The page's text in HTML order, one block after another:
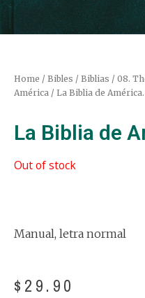
Home / Bibles / Biblias / 08.
América / La Biblia de América.
La Biblia de
Out of stock
Manual, letra normal
$ 29.90